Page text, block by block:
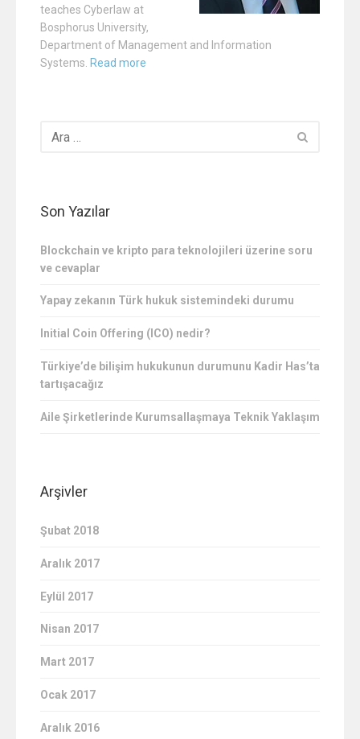
teaches Cyberlaw at
Bosphorus University,
Department of Management and Information
Systems. Read more
Son Yazılar
Blockchain ve kripto para teknolojileri üzerine soru
ve cevaplar
Yapay zekanın Türk hukuk sistemindeki durumu
Initial Coin Offering (ICO) nedir?
Türkiye’de bilişim hukukunun durumunu Kadir Has’ta
tartışacağız
Aile Şirketlerinde Kurumsallaşmaya Teknik Yaklaşım
Arşivler
Şubat 2018
Aralık 2017
Eylül 2017
Nisan 2017
Mart 2017
Ocak 2017
Aralık 2016